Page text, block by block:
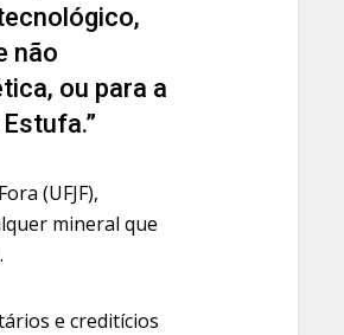
não
ou para a
(UFJF),
mineral que
e creditícios